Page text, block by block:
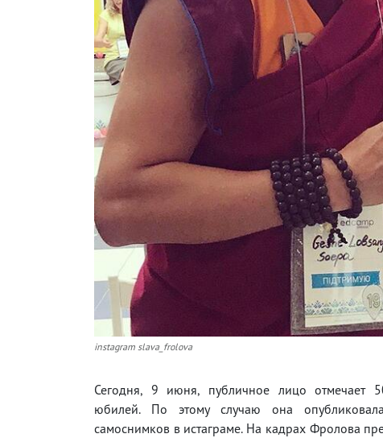
instagram slava_frolova
Сегодня, 9 июня, публичное лицо отмечает
юбилей. По этому случаю она
самоснимков в истаграме. На кадрах Фролова